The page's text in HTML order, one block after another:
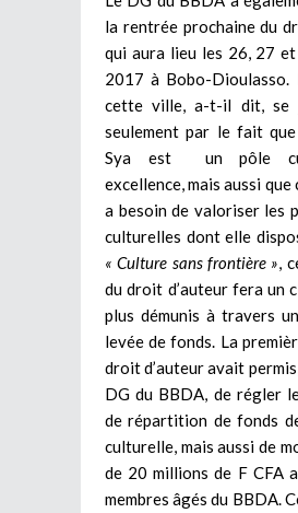
la rentrée prochaine du
qui aura lieu les 26, 27
2017 à Bobo-Dioulasso.
cette ville, a-t-il dit, se
seulement par le fait
Sya est un pôle
excellence, mais aussi
a besoin de valoriser les
culturelles dont elle
« Culture sans frontière »,
du droit d’auteur fera un
plus démunis à travers
levée de fonds. La
droit d’auteur avait
DG du BBDA, de régler
de répartition de fonds
culturelle, mais aussi de
de 20 millions de F CFA
membres âgés du BBDA.